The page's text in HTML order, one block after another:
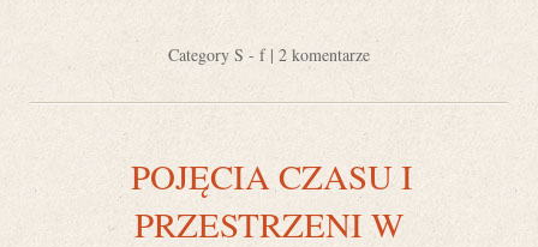
Category S - f| 2 komentarze
POJĘCIA CZASU I
PRZESTRZENI W